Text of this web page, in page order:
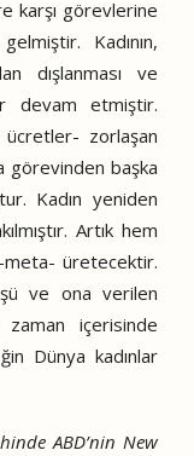
karşı görevlerine
Kadının,
dışlanması ve
devam etmiştir.
ücretler- zorlaşan
görevinden başka
Kadın yeniden
Artık hem
üretecektir.
ve ona verilen
içerisinde
Dünya kadınlar
ABD’nin New